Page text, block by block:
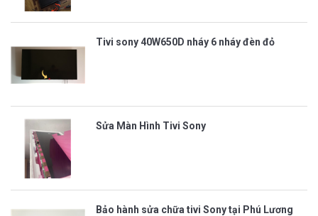
Tivi sony 40W650D nháy 6 nháy đèn đỏ
Sửa Màn Hình Tivi Sony
Bảo hành sửa chữa tivi Sony tại Phú Lương